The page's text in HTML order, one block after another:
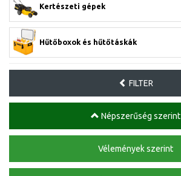
Kertészeti gépek
Hűtőboxok és hűtőtáskák
FILTER
Népszerűség szerint
Vélemények szerint